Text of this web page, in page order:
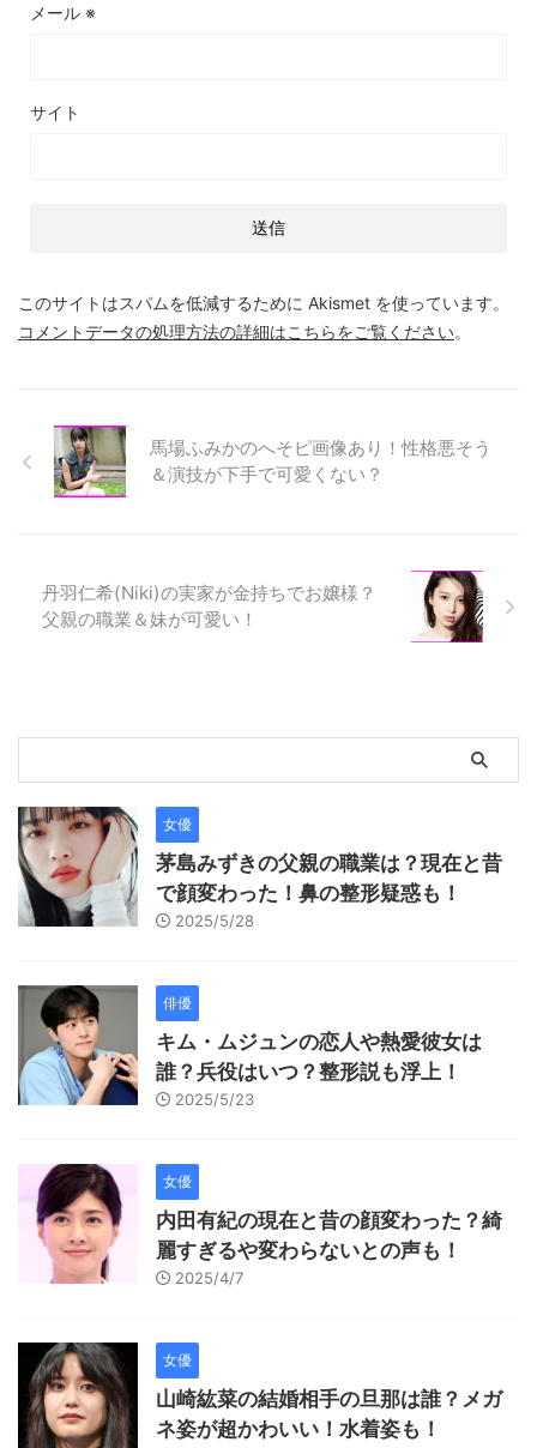
メール ※
サイト
このサイトはスパムを低減するために Akismet を使っています。
コメントデータの処理方法の詳細はこちらをご覧ください。
馬場ふみかのへそピ画像あり！性格悪そう
＆演技が下手で可愛くない？
丹羽仁希(Niki)の実家が金持ちでお嬢様？
父親の職業＆妹が可愛い！
女優
茅島みずきの父親の職業は？現在と昔
で顔変わった！鼻の整形疑惑も！
2025/5/28
俳優
キム・ムジュンの恋人や熱愛彼女は
誰？兵役はいつ？整形説も浮上！
2025/5/23
女優
内田有紀の現在と昔の顔変わった？綺
麗すぎるや変わらないとの声も！
2025/4/7
女優
山崎紘菜の結婚相手の旦那は誰？メガ
ネ姿が超かわいい！水着姿も！